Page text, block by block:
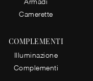
Camerette
COMPLEMENTI
Illuminazione
Complementi